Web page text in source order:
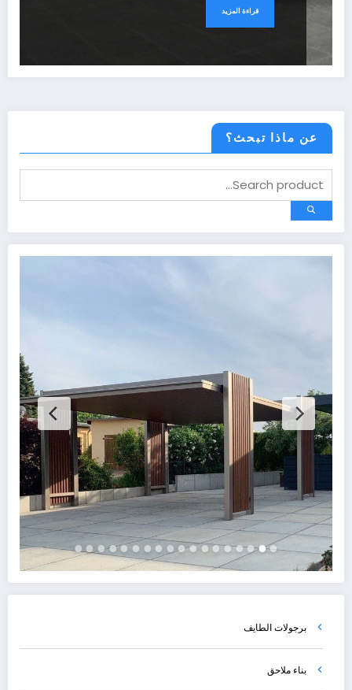
قراءة المزيد
عن ماذا تبحث؟
برجولات الطايف
بناء ملاحق